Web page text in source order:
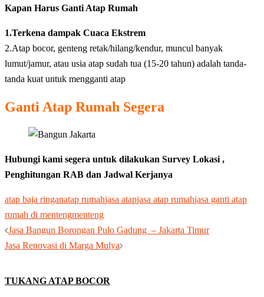
Kapan Harus Ganti Atap Rumah
1.Terkena dampak Cuaca Ekstrem
2.Atap bocor, genteng retak/hilang/kendur, muncul banyak
lumut/jamur, atau usia atap sudah tua (15-20 tahun) adalah tanda-
tanda kuat untuk mengganti atap
Ganti Atap Rumah Segera
Hubungi kami segera untuk dilakukan Survey Lokasi ,
Penghitungan RAB dan Jadwal Kerjanya
atap baja ringanatap rumahjasa atapjasa atap rumahjasa ganti atap
rumah di mentengmenteng
Post
navigation
Jasa Bangun Borongan Pulo Gadung – Jakarta Timur
Jasa Renovasi di Marga Mulya
TUKANG ATAP BOCOR